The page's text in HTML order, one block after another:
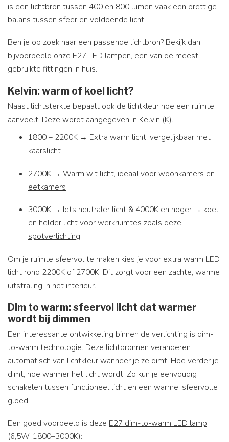
is een lichtbron tussen 400 en 800 lumen vaak een prettige
balans tussen sfeer en voldoende licht.
Ben je op zoek naar een passende lichtbron? Bekijk dan
bijvoorbeeld onze E27 LED lampen, een van de meest
gebruikte fittingen in huis.
Kelvin: warm of koel licht?
Naast lichtsterkte bepaalt ook de lichtkleur hoe een ruimte
aanvoelt. Deze wordt aangegeven in Kelvin (K).
1800 – 2200K → Extra warm licht, vergelijkbaar met
kaarslicht
2700K → Warm wit licht, ideaal voor woonkamers en
eetkamers
3000K → Iets neutraler licht & 4000K en hoger → koel
en helder licht voor werkruimtes zoals deze
spotverlichting
Om je ruimte sfeervol te maken kies je voor extra warm LED
licht rond 2200K of 2700K. Dit zorgt voor een zachte, warme
uitstraling in het interieur.
Dim to warm: sfeervol licht dat warmer
wordt bij dimmen
Een interessante ontwikkeling binnen de verlichting is dim-
to-warm technologie. Deze lichtbronnen veranderen
automatisch van lichtkleur wanneer je ze dimt. Hoe verder je
dimt, hoe warmer het licht wordt. Zo kun je eenvoudig
schakelen tussen functioneel licht en een warme, sfeervolle
gloed.
Een goed voorbeeld is deze E27 dim-to-warm LED lamp
(6,5W, 1800–3000K):